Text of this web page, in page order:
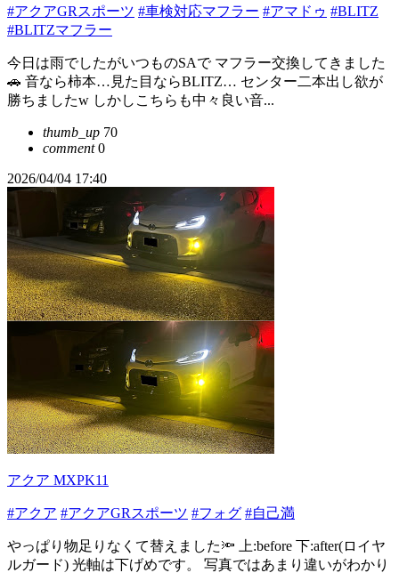
#アクアGRスポーツ #車検対応マフラー #アマドゥ #BLITZ
#BLITZマフラー
今日は雨でしたがいつものSAで マフラー交換してきました
🚗 音なら柿本…見た目ならBLITZ… センター二本出し欲が
勝ちましたw しかしこちらも中々良い音...
thumb_up 70
comment0
2026/04/04 17:40
アクア MXPK11
#アクア #アクアGRスポーツ #フォグ #自己満
やっぱり物足りなくて替えました🔦 上:before 下:after(ロイヤ
ルガード) 光軸は下げめです。 写真ではあまり違いがわかり